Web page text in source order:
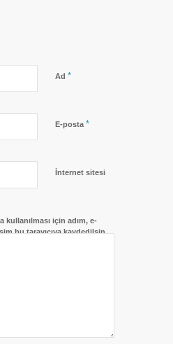
Ad *
E-posta *
İnternet sitesi
kullanılması için adım, e-
bu tarayıcıya kaydedilsin.